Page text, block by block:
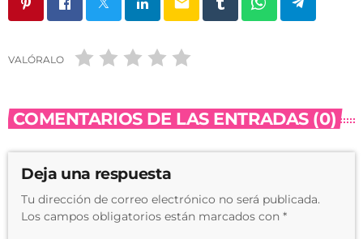
VALÓRALO
COMENTARIOS DE LAS ENTRADAS (0)
Deja una respuesta
Tu dirección de correo electrónico no será publicada.
Los campos obligatorios están marcados con *